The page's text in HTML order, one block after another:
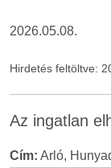
2026.05.08.
Hirdetés feltöltve:
Az ingatlan
Cím: Arló,